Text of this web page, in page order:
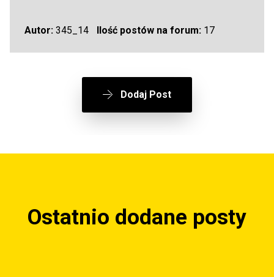
Autor: 345_14 Ilość postów na forum:17
Dodaj Post
Ostatnio dodane posty